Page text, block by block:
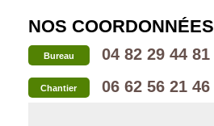
NOS COORDONNÉES
Bureau 04 82 29 44 81
Chantier 06 62 56 21 46